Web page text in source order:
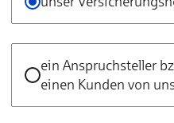
ein Anspruchsteller
einen Kunden von